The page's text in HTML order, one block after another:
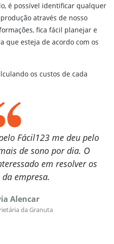
é possível identificar qualquer
através de nosso
fica fácil planejar e
que esteja de acordo com os
os custos de cada
Fácil123 me deu pelo
de sono por dia. O
em resolver os
empresa.
Alencar
da Granuta